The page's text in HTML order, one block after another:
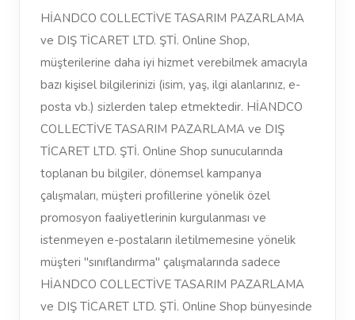
HİANDCO COLLECTİVE TASARIM PAZARLAMA
ve DIŞ TİCARET LTD. ŞTİ. Online Shop,
müşterilerine daha iyi hizmet verebilmek amacıyla
bazı kişisel bilgilerinizi (isim, yaş, ilgi alanlarınız, e-
posta vb.) sizlerden talep etmektedir. HİANDCO
COLLECTİVE TASARIM PAZARLAMA ve DIŞ
TİCARET LTD. ŞTİ. Online Shop sunucularında
toplanan bu bilgiler, dönemsel kampanya
çalışmaları, müşteri profillerine yönelik özel
promosyon faaliyetlerinin kurgulanması ve
istenmeyen e-postaların iletilmemesine yönelik
müşteri "sınıflandırma" çalışmalarında sadece
HİANDCO COLLECTİVE TASARIM PAZARLAMA
ve DIŞ TİCARET LTD. ŞTİ. Online Shop bünyesinde